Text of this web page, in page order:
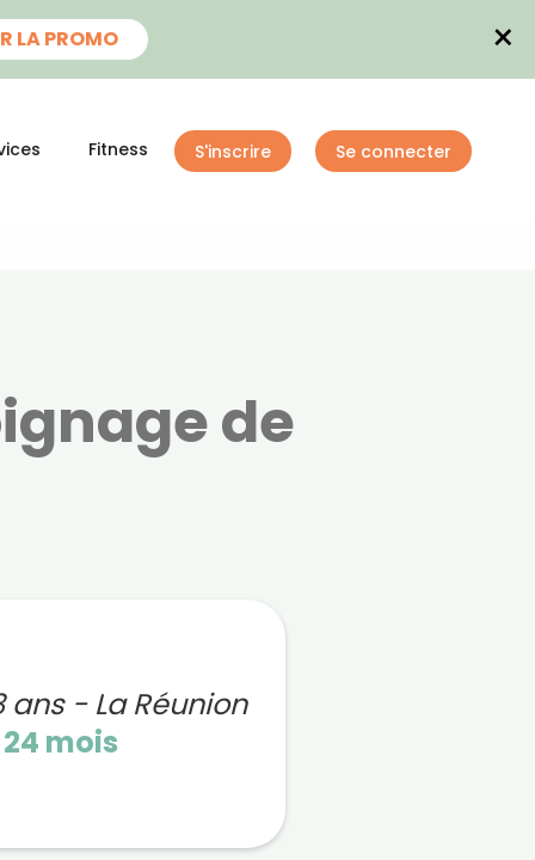
LA PROMO ×
Fitness S'inscrire Se connecter
de
ans - La Réunion
24 mois